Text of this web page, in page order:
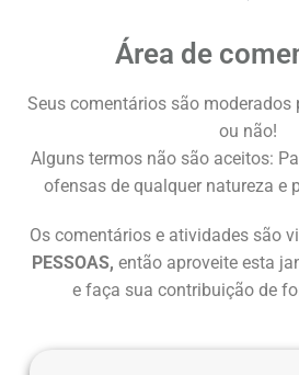
Área de
Seus comentários são moderados
ou não!
Alguns termos não são aceitos:
ofensas de qualquer natureza e
Os comentários e atividades são
PESSOAS, então aproveite esta
e faça sua contribuição de